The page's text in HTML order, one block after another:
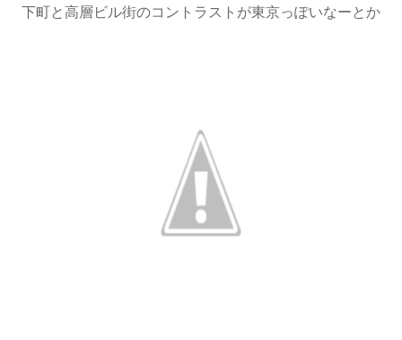
下町と高層ビル街のコントラストが東京っぽいなーとか